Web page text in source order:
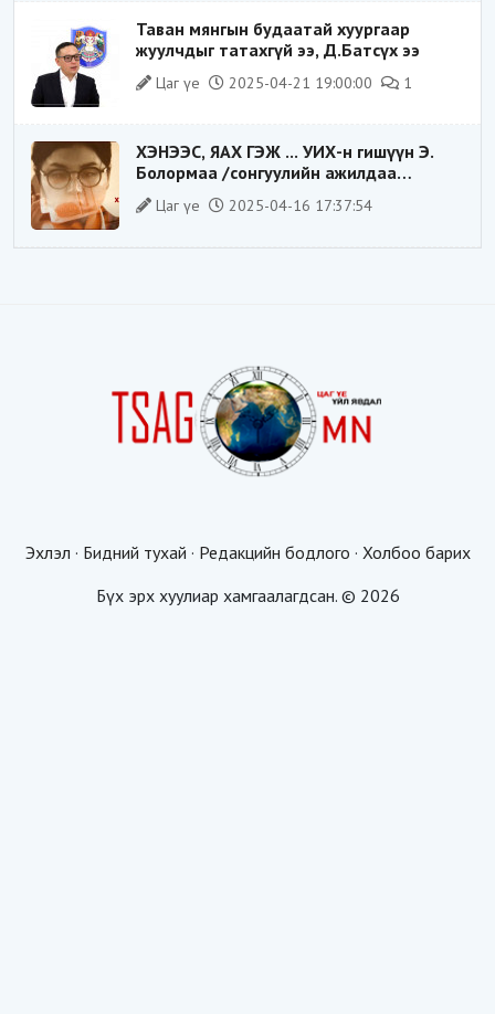
Таван мянгын будаатай хуургаар
жуулчдыг татахгүй ээ, Д.Батсүх ээ
Цаг үе 2025-04-21 19:00:00 1
ХЭНЭЭС, ЯАХ ГЭЖ ... УИХ-н гишүүн Э.
Болормаа /сонгуулийн ажилдаа
гадаадын компаниас хандив авсан уу/
Цаг үе 2025-04-16 17:37:54
Эхлэл · Бидний тухай · Редакцийн бодлого · Холбоо барих
Бүх эрх хуулиар хамгаалагдсан. © 2026